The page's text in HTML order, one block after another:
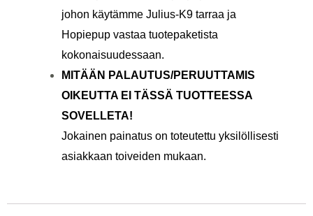
johon käytämme Julius-K9 tarraa ja
Hopiepup vastaa tuotepaketista
kokonaisuudessaan.
MITÄÄN PALAUTUS/PERUUTTAMIS
OIKEUTTA EI TÄSSÄ TUOTTEESSA
SOVELLETA!
Jokainen painatus on toteutettu yksilöllisesti
asiakkaan toiveiden mukaan.